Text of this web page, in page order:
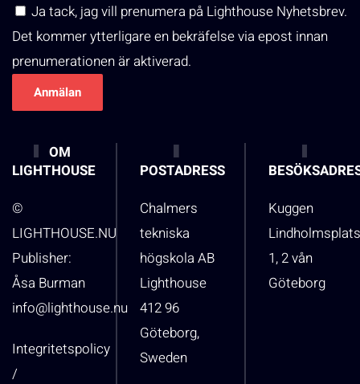
Ja tack, jag vill prenumera på Lighthouse Nyhetsbrev.
Det kommer ytterligare en bekräfelse via epost innan
prenumerationen är aktiverad.
OM
LIGHTHOUSE
©
LIGHTHOUSE.NU
Publisher:
Åsa Burman
info@lighthouse.nu
Integritetspolicy
/
POSTADRESS
Chalmers
tekniska
högskola AB
Lighthouse
412 96
Göteborg,
Sweden
Kuggen
1, 2 vån
Göteborg